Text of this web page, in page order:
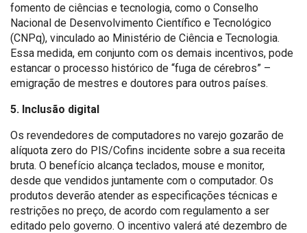
fomento de ciências e tecnologia, como o Conselho
Nacional de Desenvolvimento Científico e Tecnológico
(CNPq), vinculado ao Ministério de Ciência e Tecnologia.
Essa medida, em conjunto com os demais incentivos, pode
estancar o processo histórico de “fuga de cérebros” –
emigração de mestres e doutores para outros países.
5. Inclusão digital
Os revendedores de computadores no varejo gozarão de
alíquota zero do PIS/Cofins incidente sobre a sua receita
bruta. O benefício alcança teclados, mouse e monitor,
desde que vendidos juntamente com o computador. Os
produtos deverão atender as especificações técnicas e
restrições no preço, de acordo com regulamento a ser
editado pelo governo. O incentivo valerá até dezembro de